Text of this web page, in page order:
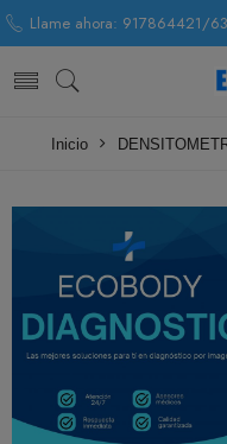
Llame ahora: 917864421/
Inicio